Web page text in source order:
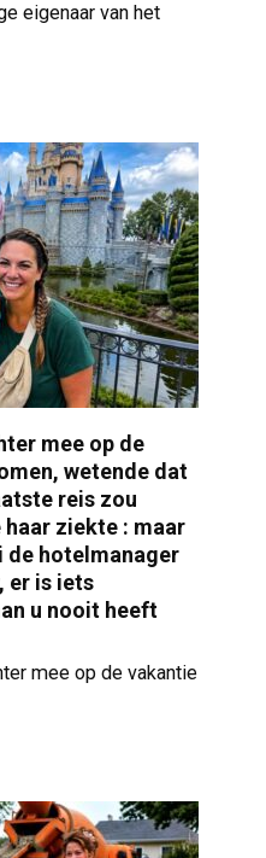
eigenaar van het
mee op de
wetende dat
reis zou
haar ziekte : maar
de hotelmanager
er is iets
u nooit heeft
mee op de vakantie